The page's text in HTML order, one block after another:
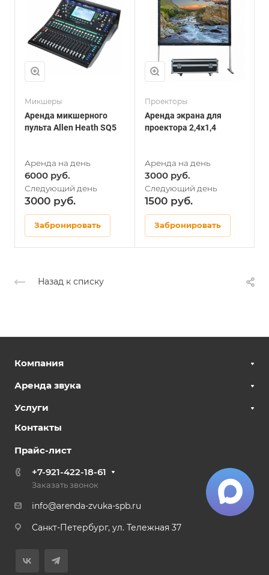
Микшеры
Аренда микшерного
пульта Allen Heath SQ5
6000
3000
Забронировать
Проекторы
Аренда экрана для
проектора 2,4х1,4
3000
1500
Забронировать
Назад к списку
Компания
Аренда звука
Услуги
Контакты
Прайс-лист
+7-921-422-18-61
Заказать звонок
info@arenda-zvuka-spb.ru
Санкт-Петербург, ул. Тележная 37